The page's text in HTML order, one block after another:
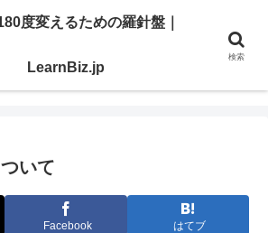
く「学び」と「スキル」を、ここで。
えるための羅針盤｜LearnBiz.jp
いて
Facebook はてブ
度変えるための羅針盤｜
LearnBiz.jp
検索